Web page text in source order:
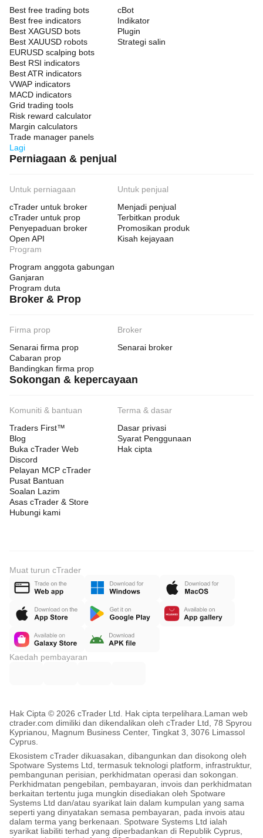
Best free trading bots
Best free indicators
Best XAGUSD bots
Best XAUUSD robots
EURUSD scalping bots
Best RSI indicators
Best ATR indicators
VWAP indicators
MACD indicators
Grid trading tools
Risk reward calculator
Margin calculators
Trade manager panels
Lagi
cBot
Indikator
Plugin
Strategi salin
Perniagaan & penjual
Untuk perniagaan
cTrader untuk broker
cTrader untuk prop
Penyepaduan broker
Open API
Untuk penjual
Menjadi penjual
Terbitkan produk
Promosikan produk
Kisah kejayaan
Program
Program anggota gabungan
Ganjaran
Program duta
Broker & Prop
Firma prop
Senarai firma prop
Cabaran prop
Bandingkan firma prop
Broker
Senarai broker
Sokongan & kepercayaan
Komuniti & bantuan
Traders First™
Blog
Buka cTrader Web
Discord
Pelayan MCP cTrader
Pusat Bantuan
Soalan Lazim
Asas cTrader & Store
Hubungi kami
Terma & dasar
Dasar privasi
Syarat Penggunaan
Hak cipta
Muat turun cTrader
Kaedah pembayaran
Hak Cipta © 2026 cTrader Ltd. Hak cipta terpelihara. Laman web
ctrader.com dimiliki dan dikendalikan oleh cTrader Ltd, 78 Spyrou
Kyprianou, Magnum Business Center, Tingkat 3, 3076 Limassol
Cyprus.
Ekosistem cTrader dikuasakan, dibangunkan dan disokong oleh
Spotware Systems Ltd, termasuk teknologi platform, infrastruktur,
pembangunan perisian, perkhidmatan operasi dan sokongan.
Perkhidmatan pengebilan, pembayaran, invois dan perkhidmatan
berkaitan tertentu juga mungkin disediakan oleh Spotware
Systems Ltd dan/atau syarikat lain dalam kumpulan yang sama
seperti yang dinyatakan semasa pembayaran, pada invois atau
dalam terma yang berkenaan. Spotware Systems Ltd ialah
syarikat liabiliti terhad yang diperbadankan di Republik Cyprus,